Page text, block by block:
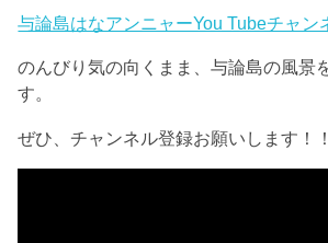
与論島はなアンニャーYou Tubeチャン
のんびり気の向くまま、与論島の風景
す。
ぜひ、チャンネル登録お願いします！！